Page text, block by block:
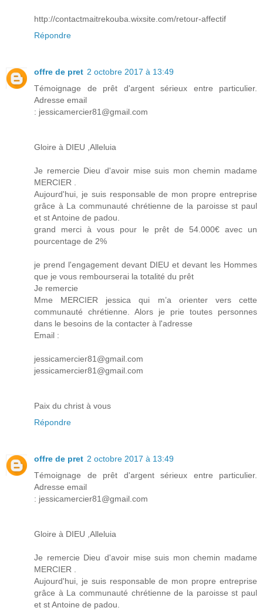
http://contactmaitrekouba.wixsite.com/retour-affectif
Répondre
offre de pret 2 octobre 2017 à 13:49
Témoignage de prêt d'argent sérieux entre particulier.
Adresse email
: jessicamercier81@gmail.com
Gloire à DIEU ,Alleluia
Je remercie Dieu d'avoir mise suis mon chemin madame
MERCIER .
Aujourd'hui, je suis responsable de mon propre entreprise
grâce à La communauté chrétienne de la paroisse st paul
et st Antoine de padou.
grand merci à vous pour le prêt de 54.000€ avec un
pourcentage de 2%
je prend l'engagement devant DIEU et devant les Hommes
que je vous rembourserai la totalité du prêt
Je remercie
Mme MERCIER jessica qui m’a orienter vers cette
communauté chrétienne. Alors je prie toutes personnes
dans le besoins de la contacter à l'adresse
Email :
jessicamercier81@gmail.com
jessicamercier81@gmail.com
Paix du christ à vous
Répondre
offre de pret 2 octobre 2017 à 13:49
Témoignage de prêt d'argent sérieux entre particulier.
Adresse email
: jessicamercier81@gmail.com
Gloire à DIEU ,Alleluia
Je remercie Dieu d'avoir mise suis mon chemin madame
MERCIER .
Aujourd'hui, je suis responsable de mon propre entreprise
grâce à La communauté chrétienne de la paroisse st paul
et st Antoine de padou.